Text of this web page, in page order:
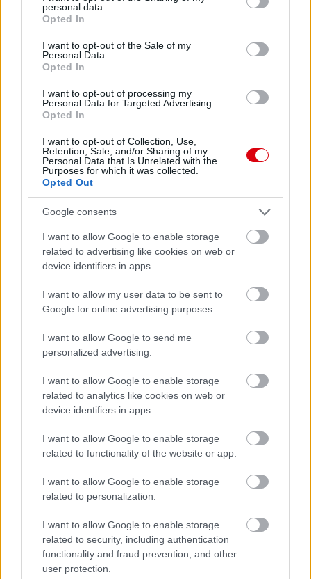
grant or deny consent to Google and its third-party tags to
use your data for below specified purposes in below Google
consent section.
personal data.
Opted In
I want to opt-out of the Sale of my
Personal Data.
Opted In
I want to opt-out of processing my
Personal Data for Targeted Advertising.
Opted In
I want to opt-out of Collection, Use,
Retention, Sale, and/or Sharing of my
Personal Data that Is Unrelated with the
Purposes for which it was collected.
Opted Out
Google consents
I want to allow Google to enable storage
related to advertising like cookies on web or
device identifiers in apps.
I want to allow my user data to be sent to
Google for online advertising purposes.
I want to allow Google to send me
personalized advertising.
I want to allow Google to enable storage
related to analytics like cookies on web or
device identifiers in apps.
I want to allow Google to enable storage
related to functionality of the website or app.
I want to allow Google to enable storage
related to personalization.
I want to allow Google to enable storage
related to security, including authentication
functionality and fraud prevention, and other
user protection.
Meccs Center
Paris Saint-Germain
Felkészülési szezon 4. mérkőzés
Nya Ullevi, Göteborg
0 nap 19 óra 53 perc 40 másodperc
Leeds United vs
AC Milan Manchester United 2026-08-15 18:00
ELŐZŐ MÉRKŐZÉSEK
Támogatás
Támogasd adományoddal
a ManUtdFanatics.hu működését!
Kapcsolódó hírek
RUBEN AMORIM